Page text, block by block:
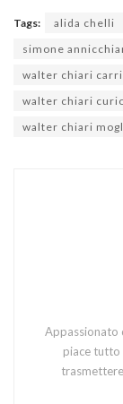
Tags: alida chelli
simone
walter chiari
walter chiari
walter chiari
Appassionato
piace tutto